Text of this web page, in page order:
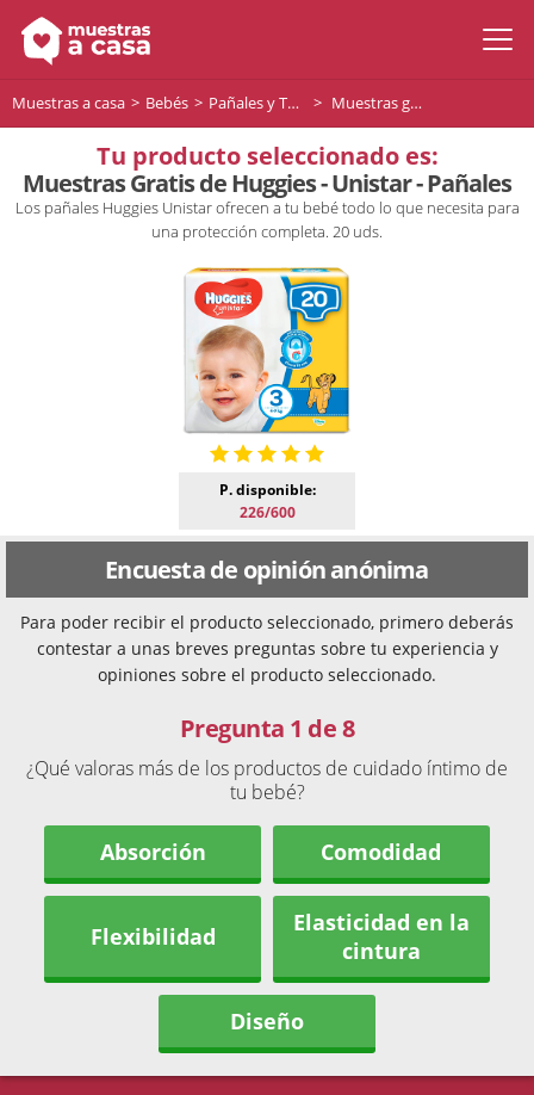
Muestras a casa Bebés Pañales y Toallitas para bebés Muestras gratis de Huggies Unistar Pañales - Talla 3, 4-9 kg.
Tu producto seleccionado es:
Muestras Gratis de Huggies - Unistar - Pañales
Los pañales Huggies Unistar ofrecen a tu bebé todo lo que necesita para
una protección completa. 20 uds.
P. disponible:
226/600
Encuesta de opinión anónima
Para poder recibir el producto seleccionado, primero deberás
contestar a unas breves preguntas sobre tu experiencia y
opiniones sobre el producto seleccionado.
Pregunta 1 de 8
¿Qué valoras más de los productos de cuidado íntimo de
tu bebé?
Absorción Comodidad
Flexibilidad
Elasticidad en la
cintura
Diseño